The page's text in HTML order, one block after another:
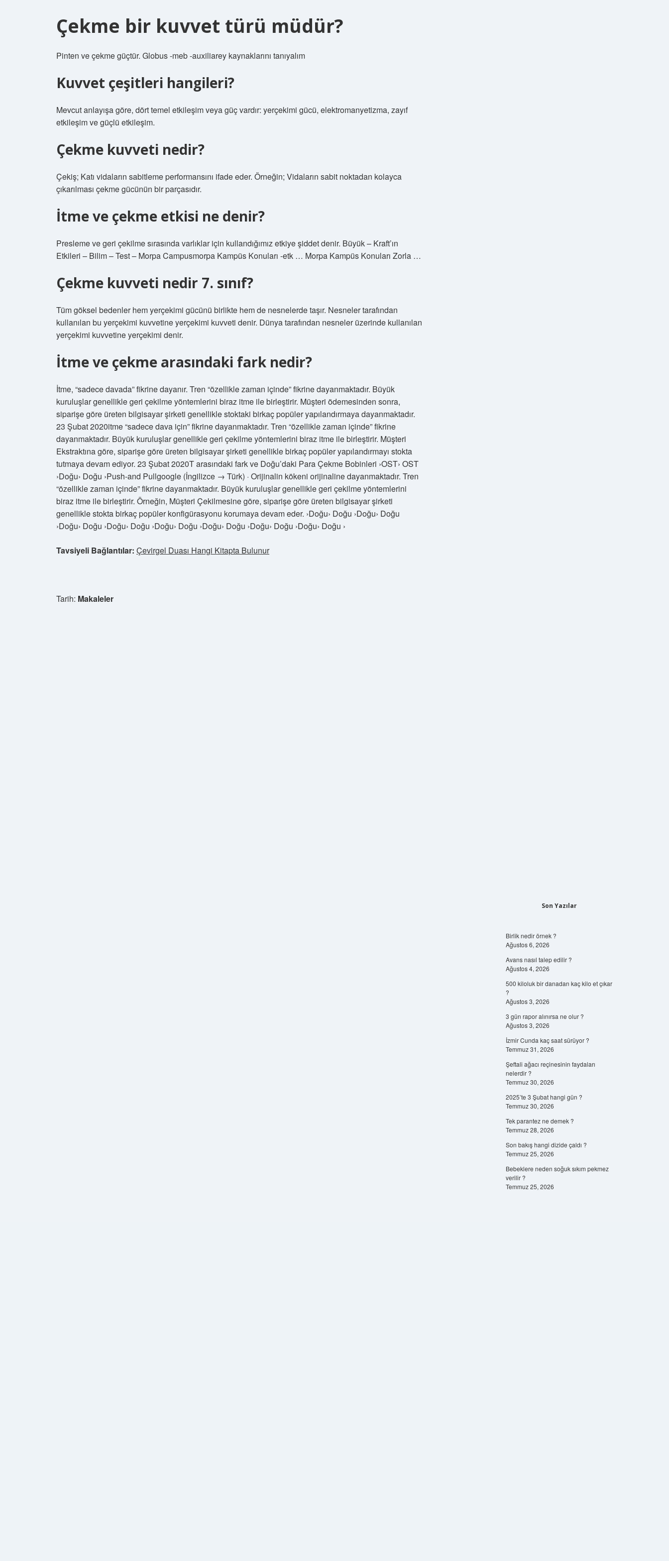
Çekme bir kuvvet türü müdür?
Pinten ve çekme güçtür. Globus -meb -auxiliarey kaynaklarını tanıyalım
Kuvvet çeşitleri hangileri?
Mevcut anlayışa göre, dört temel etkileşim veya güç vardır: yerçekimi gücü, elektromanyetizma, zayıf
etkileşim ve güçlü etkileşim.
Çekme kuvveti nedir?
Çekiş; Katı vidaların sabitleme performansını ifade eder. Örneğin; Vidaların sabit noktadan kolayca
çıkarılması çekme gücünün bir parçasıdır.
İtme ve çekme etkisi ne denir?
Presleme ve geri çekilme sırasında varlıklar için kullandığımız etkiye şiddet denir. Büyük – Kraft’ın
Etkileri – Bilim – Test – Morpa Campusmorpa Kampüs Konuları -etk … Morpa Kampüs Konuları Zorla …
Çekme kuvveti nedir 7. sınıf?
Tüm göksel bedenler hem yerçekimi gücünü birlikte hem de nesnelerde taşır. Nesneler tarafından
kullanılan bu yerçekimi kuvvetine yerçekimi kuvveti denir. Dünya tarafından nesneler üzerinde kullanılan
yerçekimi kuvvetine yerçekimi denir.
İtme ve çekme arasındaki fark nedir?
İtme, “sadece davada” fikrine dayanır. Tren “özellikle zaman içinde” fikrine dayanmaktadır. Büyük
kuruluşlar genellikle geri çekilme yöntemlerini biraz itme ile birleştirir. Müşteri ödemesinden sonra,
siparişe göre üreten bilgisayar şirketi genellikle stoktaki birkaç popüler yapılandırmaya dayanmaktadır.
23 Şubat 2020itme “sadece dava için” fikrine dayanmaktadır. Tren “özellikle zaman içinde” fikrine
dayanmaktadır. Büyük kuruluşlar genellikle geri çekilme yöntemlerini biraz itme ile birleştirir. Müşteri
Ekstraktına göre, siparişe göre üreten bilgisayar şirketi genellikle birkaç popüler yapılandırmayı stokta
tutmaya devam ediyor. 23 Şubat 2020T arasındaki fark ve Doğu’daki Para Çekme Bobinleri ›OST› OST
›Doğu› Doğu ›Push-and Pullgoogle (İngilizce → Türk) · Orijinalin kökeni orijinaline dayanmaktadır. Tren
“özellikle zaman içinde” fikrine dayanmaktadır. Büyük kuruluşlar genellikle geri çekilme yöntemlerini
biraz itme ile birleştirir. Örneğin, Müşteri Çekilmesine göre, siparişe göre üreten bilgisayar şirketi
genellikle stokta birkaç popüler konfigürasyonu korumaya devam eder. ›Doğu› Doğu ›Doğu› Doğu
›Doğu› Doğu ›Doğu› Doğu ›Doğu› Doğu ›Doğu› Doğu ›Doğu› Doğu ›Doğu› Doğu ›
Tavsiyeli Bağlantılar: Çevirgel Duası Hangi Kitapta Bulunur
Tarih: Makaleler
Son Yazılar
Birlik nedir örnek ?
Ağustos 6, 2026
Avans nasıl talep edilir ?
Ağustos 4, 2026
500 kiloluk bir danadan kaç kilo et çıkar
?
Ağustos 3, 2026
3 gün rapor alınırsa ne olur ?
Ağustos 3, 2026
İzmir Cunda kaç saat sürüyor ?
Temmuz 31, 2026
Şeftali ağacı reçinesinin faydaları
nelerdir ?
Temmuz 30, 2026
2025’te 3 Şubat hangi gün ?
Temmuz 30, 2026
Tek parantez ne demek ?
Temmuz 28, 2026
Son bakış hangi dizide çaldı ?
Temmuz 25, 2026
Bebeklere neden soğuk sıkım pekmez
verilir ?
Temmuz 25, 2026